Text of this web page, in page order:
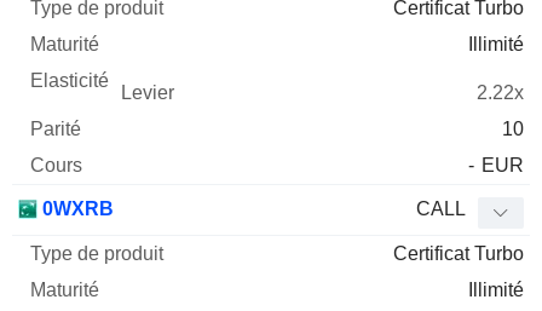
Certificat Turbo
Illimité
2.22x
10
- EUR
0WXRB CALL
Certificat Turbo
Illimité